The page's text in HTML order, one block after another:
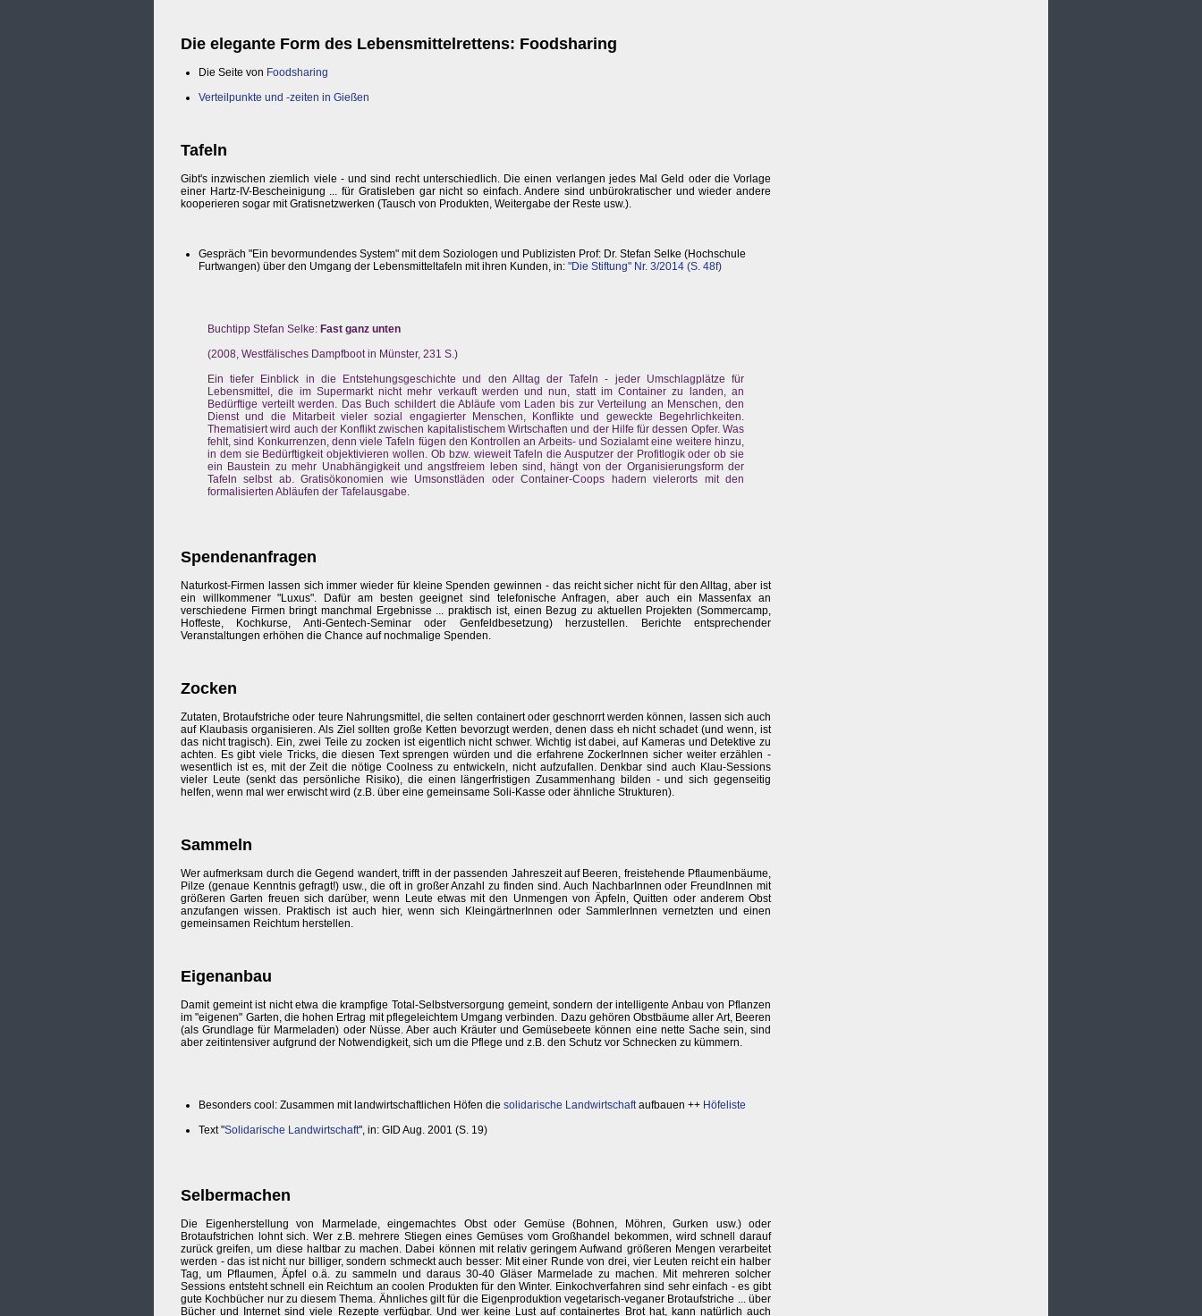
Die elegante Form des Lebensmittelrettens: Foodsharing
Die Seite von Foodsharing
Verteilpunkte und -zeiten in Gießen
Tafeln
Gibt's inzwischen ziemlich viele - und sind recht unterschiedlich. Die einen verlangen jedes Mal Geld oder die Vorlage
einer Hartz-IV-Bescheinigung ... für Gratisleben gar nicht so einfach. Andere sind unbürokratischer und wieder andere
kooperieren sogar mit Gratisnetzwerken (Tausch von Produkten, Weitergabe der Reste usw.).
Gespräch "Ein bevormundendes System" mit dem Soziologen und Publizisten Prof: Dr. Stefan Selke (Hochschule
Furtwangen) über den Umgang der Lebensmitteltafeln mit ihren Kunden, in: "Die Stiftung" Nr. 3/2014 (S. 48f)
Buchtipp Stefan Selke: Fast ganz unten
(2008, Westfälisches Dampfboot in Münster, 231 S.)
Ein tiefer Einblick in die Entstehungsgeschichte und den Alltag der Tafeln - jeder Umschlagplätze für
Lebensmittel, die im Supermarkt nicht mehr verkauft werden und nun, statt im Container zu landen, an
Bedürftige verteilt werden. Das Buch schildert die Abläufe vom Laden bis zur Verteilung an Menschen, den
Dienst und die Mitarbeit vieler sozial engagierter Menschen, Konflikte und geweckte Begehrlichkeiten.
Thematisiert wird auch der Konflikt zwischen kapitalistischem Wirtschaften und der Hilfe für dessen Opfer. Was
fehlt, sind Konkurrenzen, denn viele Tafeln fügen den Kontrollen an Arbeits- und Sozialamt eine weitere hinzu,
in dem sie Bedürftigkeit objektivieren wollen. Ob bzw. wieweit Tafeln die Ausputzer der Profitlogik oder ob sie
ein Baustein zu mehr Unabhängigkeit und angstfreiem leben sind, hängt von der Organisierungsform der
Tafeln selbst ab. Gratisökonomien wie Umsonstläden oder Container-Coops hadern vielerorts mit den
formalisierten Abläufen der Tafelausgabe.
Spendenanfragen
Naturkost-Firmen lassen sich immer wieder für kleine Spenden gewinnen - das reicht sicher nicht für den Alltag, aber ist
ein willkommener "Luxus". Dafür am besten geeignet sind telefonische Anfragen, aber auch ein Massenfax an
verschiedene Firmen bringt manchmal Ergebnisse ... praktisch ist, einen Bezug zu aktuellen Projekten (Sommercamp,
Hoffeste, Kochkurse, Anti-Gentech-Seminar oder Genfeldbesetzung) herzustellen. Berichte entsprechender
Veranstaltungen erhöhen die Chance auf nochmalige Spenden.
Zocken
Zutaten, Brotaufstriche oder teure Nahrungsmittel, die selten containert oder geschnorrt werden können, lassen sich auch
auf Klaubasis organisieren. Als Ziel sollten große Ketten bevorzugt werden, denen dass eh nicht schadet (und wenn, ist
das nicht tragisch). Ein, zwei Teile zu zocken ist eigentlich nicht schwer. Wichtig ist dabei, auf Kameras und Detektive zu
achten. Es gibt viele Tricks, die diesen Text sprengen würden und die erfahrene ZockerInnen sicher weiter erzählen -
wesentlich ist es, mit der Zeit die nötige Coolness zu entwickeln, nicht aufzufallen. Denkbar sind auch Klau-Sessions
vieler Leute (senkt das persönliche Risiko), die einen längerfristigen Zusammenhang bilden - und sich gegenseitig
helfen, wenn mal wer erwischt wird (z.B. über eine gemeinsame Soli-Kasse oder ähnliche Strukturen).
Sammeln
Wer aufmerksam durch die Gegend wandert, trifft in der passenden Jahreszeit auf Beeren, freistehende Pflaumenbäume,
Pilze (genaue Kenntnis gefragt!) usw., die oft in großer Anzahl zu finden sind. Auch NachbarInnen oder FreundInnen mit
größeren Garten freuen sich darüber, wenn Leute etwas mit den Unmengen von Äpfeln, Quitten oder anderem Obst
anzufangen wissen. Praktisch ist auch hier, wenn sich KleingärtnerInnen oder SammlerInnen vernetzten und einen
gemeinsamen Reichtum herstellen.
Eigenanbau
Damit gemeint ist nicht etwa die krampfige Total-Selbstversorgung gemeint, sondern der intelligente Anbau von Pflanzen
im "eigenen" Garten, die hohen Ertrag mit pflegeleichtem Umgang verbinden. Dazu gehören Obstbäume aller Art, Beeren
(als Grundlage für Marmeladen) oder Nüsse. Aber auch Kräuter und Gemüsebeete können eine nette Sache sein, sind
aber zeitintensiver aufgrund der Notwendigkeit, sich um die Pflege und z.B. den Schutz vor Schnecken zu kümmern.
Besonders cool: Zusammen mit landwirtschaftlichen Höfen die solidarische Landwirtschaftaufbauen ++ Höfeliste
Text "Solidarische Landwirtschaft", in: GID Aug. 2001 (S. 19)
Selbermachen
Die Eigenherstellung von Marmelade, eingemachtes Obst oder Gemüse (Bohnen, Möhren, Gurken usw.) oder
Brotaufstrichen lohnt sich. Wer z.B. mehrere Stiegen eines Gemüses vom Großhandel bekommen, wird schnell darauf
zurück greifen, um diese haltbar zu machen. Dabei können mit relativ geringem Aufwand größeren Mengen verarbeitet
werden - das ist nicht nur billiger, sondern schmeckt auch besser: Mit einer Runde von drei, vier Leuten reicht ein halber
Tag, um Pflaumen, Äpfel o.ä. zu sammeln und daraus 30-40 Gläser Marmelade zu machen. Mit mehreren solcher
Sessions entsteht schnell ein Reichtum an coolen Produkten für den Winter. Einkochverfahren sind sehr einfach - es gibt
gute Kochbücher nur zu diesem Thema. Ähnliches gilt für die Eigenproduktion vegetarisch-veganer Brotaufstriche ... über
Bücher und Internet sind viele Rezepte verfügbar. Und wer keine Lust auf containertes Brot hat, kann natürlich auch